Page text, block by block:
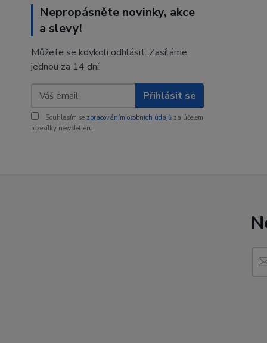
Nepropásněte novinky, akce
a slevy!
Můžete se kdykoli odhlásit. Zasíláme
jednou za 14 dní.
Přihlásit se
Souhlasím se zpracováním osobních údajů za účelem
rozesílky newsletteru.